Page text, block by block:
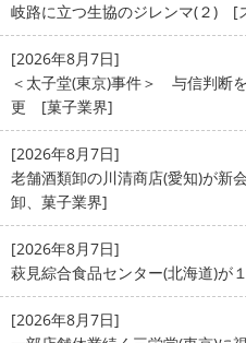
岐路に立つ生協のジレンマ(２) [
[2026年8月7日]
＜太子堂(東京)事件＞ 与信判断
更 [菓子業界]
[2026年8月7日]
老舗酒類卸の川清商店(愛知)が
卸、菓子業界]
[2026年8月7日]
萩見綜合食品センター(北海道)
[2026年8月7日]